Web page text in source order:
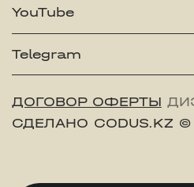
YouTube
Telegram
ДОГОВОР ОФЕРТЫ
СДЕЛАНО CODUS.KZ ©